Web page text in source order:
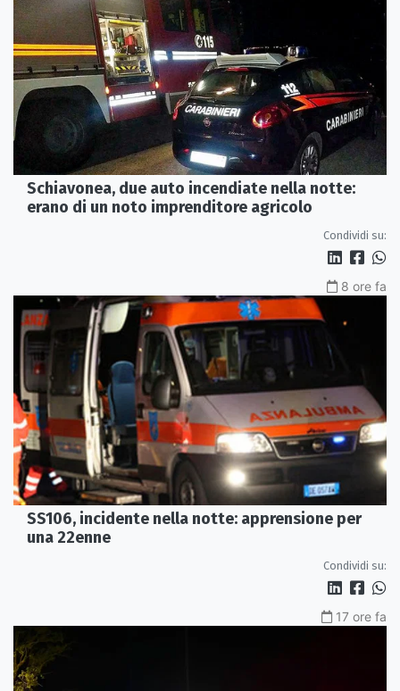
Schiavonea, due auto incendiate nella notte:
erano di un noto imprenditore agricolo
Condividi su:
8 ore fa
SS106, incidente nella notte: apprensione per
una 22enne
Condividi su:
17 ore fa